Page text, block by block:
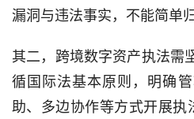
漏洞与违法事实，不能简单归
其二，跨境数字资产执法需
循国际法基本原则，明确
助、多边协作等方式开展执